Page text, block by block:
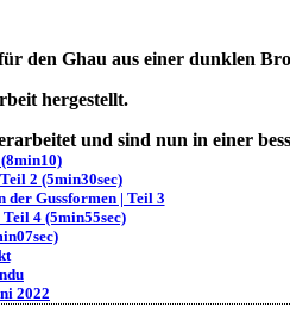
den Ghau aus einer dunklen
hergestellt.
und sind nun in einer
2 (5min30sec)
der Gussformen | Teil 3
4 (5min55sec)
2022